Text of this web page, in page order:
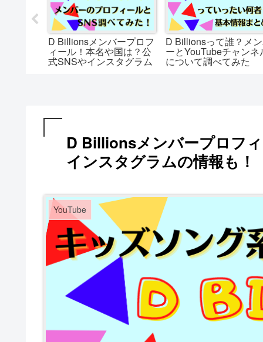
【下着選び】何カップ？
いろんなお店で測定して
もらった結果・・・
【ブルべ夏×骨格ウェ
ブ】オシャレは足元か
ら！？靴の整理をしま
D Billionsメンバープロフ
インスタグラムの情報も！
YouTube